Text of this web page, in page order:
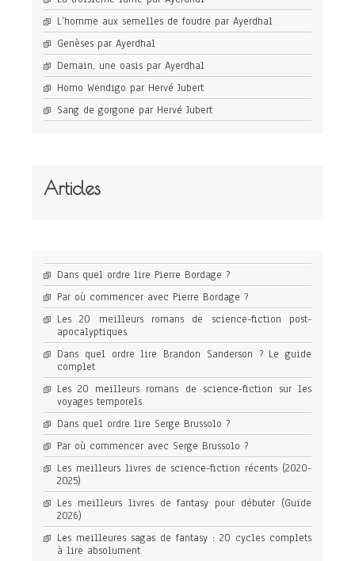
L’homme aux semelles de foudre par Ayerdhal
Genèses par Ayerdhal
Demain, une oasis par Ayerdhal
Homo Wendigo par Hervé Jubert
Sang de gorgone par Hervé Jubert
Articles
Dans quel ordre lire Pierre Bordage ?
Par où commencer avec Pierre Bordage ?
Les 20 meilleurs romans de science-fiction post-
apocalyptiques
Dans quel ordre lire Brandon Sanderson ? Le guide
complet
Les 20 meilleurs romans de science-fiction sur les
voyages temporels
Dans quel ordre lire Serge Brussolo ?
Par où commencer avec Serge Brussolo ?
Les meilleurs livres de science-fiction récents (2020-
2025)
Les meilleurs livres de fantasy pour débuter (Guide
2026)
Les meilleures sagas de fantasy : 20 cycles complets
à lire absolument